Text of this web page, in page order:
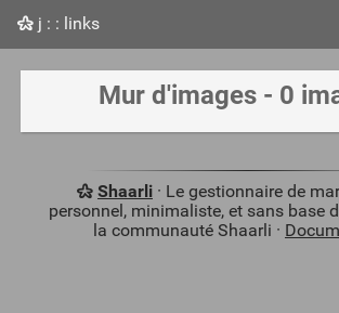
j : : links
Nuage de tags Mur d'images
Mur d'images - 0
Shaarli· Le gestionnaire de
personnel, minimaliste, et sans base
la communauté Shaarli ·